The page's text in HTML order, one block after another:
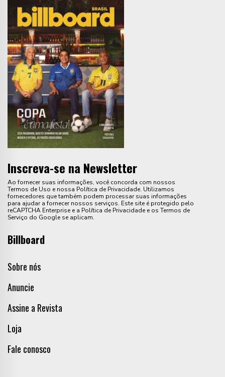
Inscreva-se na Newsletter
Ao fornecer suas informações, você concorda com nossos
Termos de Uso e nossa Política de Privacidade. Utilizamos
fornecedores que também podem processar suas informações
para ajudar a fornecer nossos serviços. Este site é protegido pelo
reCAPTCHA Enterprise e a Política de Privacidade e os Termos de
Serviço do Google se aplicam.
Billboard
Sobre nós
Anuncie
Assine a Revista
Loja
Fale conosco